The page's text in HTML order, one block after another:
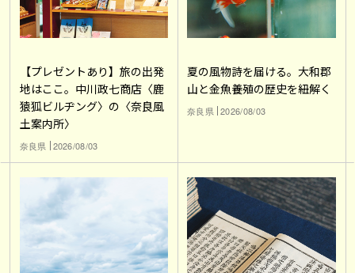
【プレゼントあり】旅の出発
地はここ。中川政七商店〈鹿
猿狐ビルヂング〉の〈奈良風
土案内所〉
奈良県 2026/08/03
夏の風物詩を届ける。大和郡
山と金魚養殖の歴史を紐解く
奈良県 2026/08/03